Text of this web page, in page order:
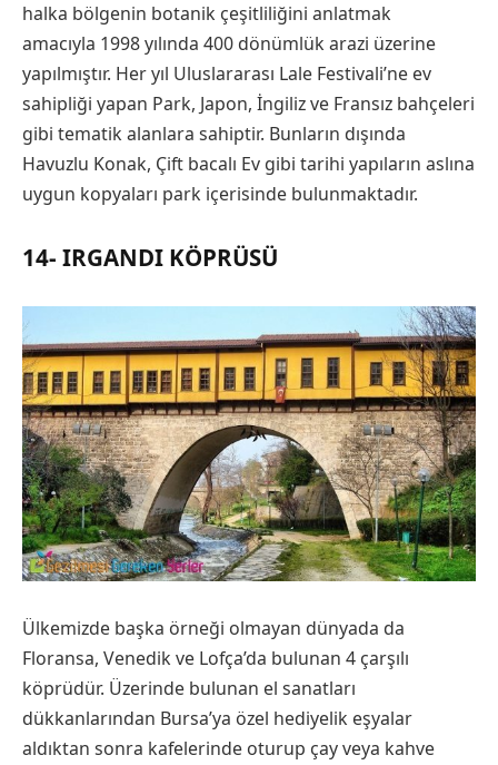
halka bölgenin botanik çeşitliliğini anlatmak
amacıyla 1998 yılında 400 dönümlük arazi üzerine
yapılmıştır. Her yıl Uluslararası Lale Festivali’ne ev
sahipliği yapan Park, Japon, İngiliz ve Fransız bahçeleri
gibi tematik alanlara sahiptir. Bunların dışında
Havuzlu Konak, Çift bacalı Ev gibi tarihi yapıların aslına
uygun kopyaları park içerisinde bulunmaktadır.
14- IRGANDI KÖPRÜSÜ
Ülkemizde başka örneği olmayan dünyada da
Floransa, Venedik ve Lofça’da bulunan 4 çarşılı
köprüdür. Üzerinde bulunan el sanatları
dükkanlarından Bursa’ya özel hediyelik eşyalar
aldıktan sonra kafelerinde oturup çay veya kahve